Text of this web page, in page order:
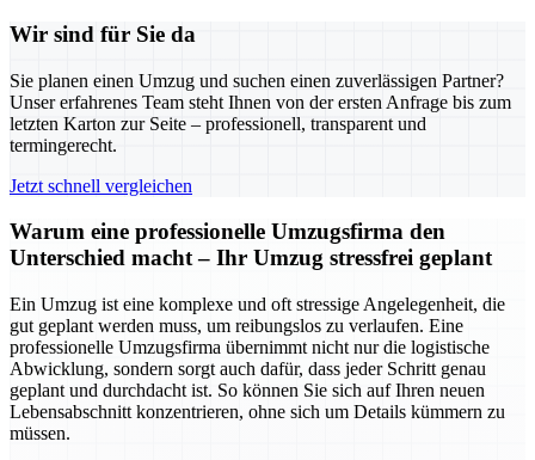
Wir sind für Sie da
Sie planen einen Umzug und suchen einen zuverlässigen Partner?
Unser erfahrenes Team steht Ihnen von der ersten Anfrage bis zum
letzten Karton zur Seite – professionell, transparent und
termingerecht.
Jetzt schnell vergleichen
Warum eine professionelle Umzugsfirma den
Unterschied macht – Ihr Umzug stressfrei geplant
Ein Umzug ist eine komplexe und oft stressige Angelegenheit, die
gut geplant werden muss, um reibungslos zu verlaufen. Eine
professionelle Umzugsfirma übernimmt nicht nur die logistische
Abwicklung, sondern sorgt auch dafür, dass jeder Schritt genau
geplant und durchdacht ist. So können Sie sich auf Ihren neuen
Lebensabschnitt konzentrieren, ohne sich um Details kümmern zu
müssen.